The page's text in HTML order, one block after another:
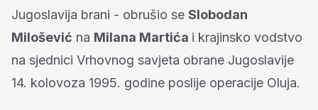
Jugoslavija brani - obrušio se Slobodan
Milošević na Milana Martića i krajinsko vodstvo
na sjednici Vrhovnog savjeta obrane Jugoslavije
14. kolovoza 1995. godine poslije operacije Oluja.